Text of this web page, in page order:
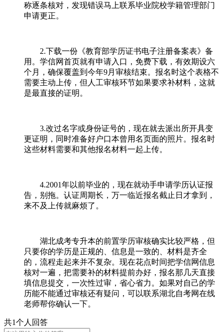
称逐条核对，发现错误马上联系毕业院校学籍管理部门
申请更正。
2.下载一份《教育部学历证书电子注册备案表》备
用。学信网首页就有申请入口，免费下载，有效期设六
个月，确保覆盖到今年9月审核结束。报名时这个表格不
需要主动上传，但人工审核环节如果要求补材料，这就
是最直接的证明。
3.改过名字或身份证号的，现在就去派出所开具变
更证明，同时准备好户口本曾用名页面的照片。报名时
这些材料需要和其他报名材料一起上传。
4.2001年以前毕业的，现在就动手申请学历认证报
告，别拖。认证周期长，万一临近报名截止日才拿到，
来不及上传就麻烦了。
湖北成考专升本的前置学历审核确实比较严格，但
只要你的学历是正规的、信息是一致的、材料是齐全
的，流程走起来并不复杂。现在花点时间把学信网信息
核对一遍，把需要补的材料提前办好，报名那几天直接
填信息提交，一次性过审，省心省力。如果对自己的学
历能不能通过审核还有疑问，可以联系湖北自考网在线
老师帮你确认一下。
共1个人回答